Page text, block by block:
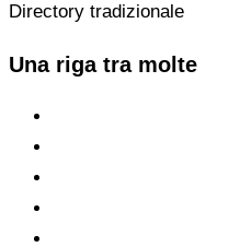
Directory tradizionale
Una riga tra molte